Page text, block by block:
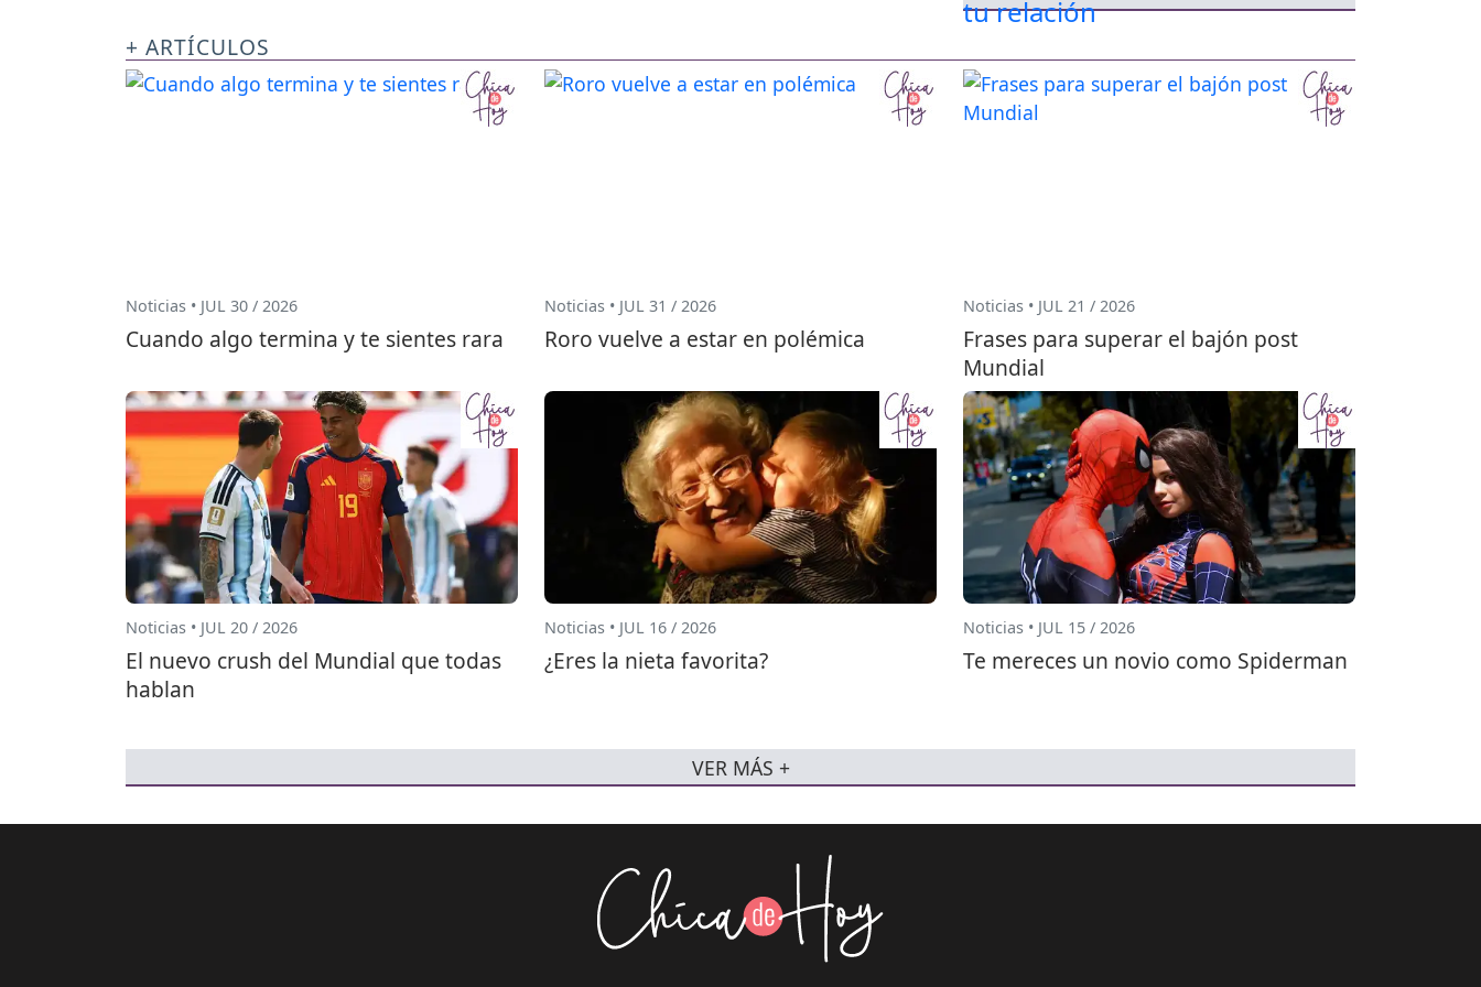
+ ARTÍCULOS
Noticias • JUL 30 / 2026
Cuando algo termina y te sientes rara
Noticias • JUL 31 / 2026
Roro vuelve a estar en polémica
Noticias • JUL 21 / 2026
Frases para superar el bajón post
Mundial
Noticias • JUL 20 / 2026
El nuevo crush del Mundial que todas
hablan
Noticias • JUL 16 / 2026
¿Eres la nieta favorita?
Noticias • JUL 15 / 2026
Te mereces un novio como Spiderman
VER MÁS +